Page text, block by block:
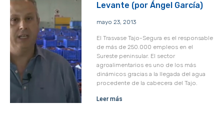
Levante (por Ángel García)
mayo 23, 2013
El Trasvase Tajo-Segura es el responsable
de más de 250.000 empleos en el
Sureste peninsular. El sector
agroalimentarios es uno de los más
dinámicos gracias a la llegada del agua
procedente de la cabecera del Tajo.
Leer más